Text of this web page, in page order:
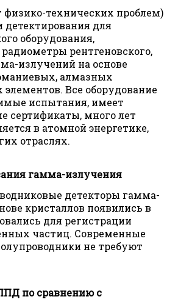
технических проблем)
детектирования для
оборудования,
рентгеновского,
излучений на основе
алмазных
Все оборудование
испытания, имеет
сертификаты, много лет
в атомной энергетике,
отраслях.
гамма-излучения
детекторы гамма-
кристаллов появились в
для регистрации
частиц. Современные
не требуют
по сравнению с